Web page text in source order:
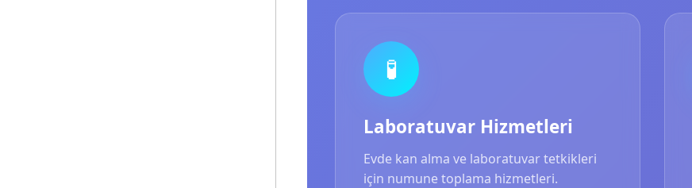
🧪
Laboratuvar Hizmetleri
Evde kan alma ve laboratuvar tetkikleri
için numune toplama hizmetleri.